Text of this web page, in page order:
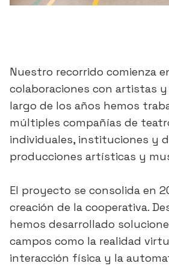
Nuestro recorrido comienza
colaboraciones con artistas
largo de los años hemos
múltiples compañías de
individuales, instituciones y
producciones artísticas y
El proyecto se consolida en
creación de la cooperativa.
hemos desarrollado
campos como la realidad
interacción física y la